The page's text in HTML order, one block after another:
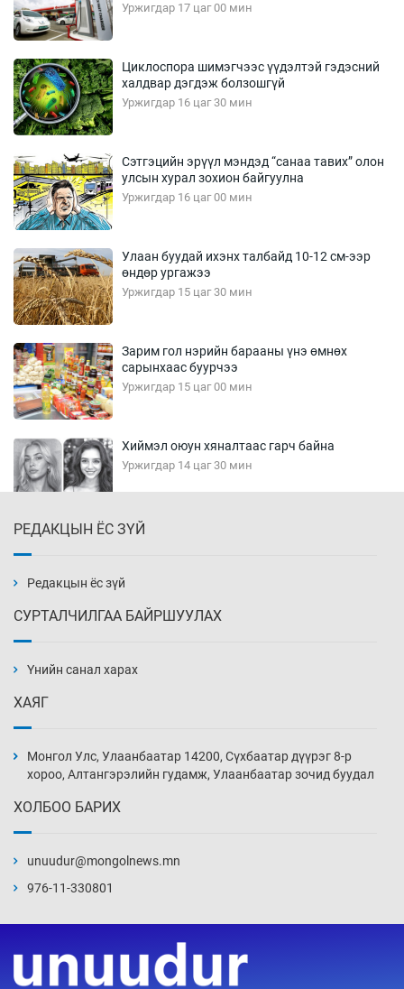
Уржигдар 17 цаг 00 мин
Циклоспора шимэгчээс үүдэлтэй гэдэсний
халдвар дэгдэж болзошгүй
Уржигдар 16 цаг 30 мин
Сэтгэцийн эрүүл мэндэд “санаа тавих” олон
улсын хурал зохион байгуулна
Уржигдар 16 цаг 00 мин
Улаан буудай ихэнх талбайд 10-12 см-ээр
өндөр ургажээ
Уржигдар 15 цаг 30 мин
Зарим гол нэрийн барааны үнэ өмнөх
сарынхаас буурчээ
Уржигдар 15 цаг 00 мин
Хиймэл оюун хяналтаас гарч байна
Уржигдар 14 цаг 30 мин
Уржигдар 14 цаг 00 мин
нэмэгджээ
Уржигдар 13 цаг 30 мин
Уржигдар 13 цаг 00 мин
Уржигдар 12 цаг 30 мин
РЕДАКЦЫН ЁС ЗҮЙ
Редакцын ёс зүй
СУРТАЛЧИЛГАА БАЙРШУУЛАХ
Үнийн санал харах
ХАЯГ
Монгол Улс, Улаанбаатар 14200, Сүхбаатар дүүрэг 8-р
хороо, Алтангэрэлийн гудамж, Улаанбаатар зочид буудал
ХОЛБОО БАРИХ
unuudur@mongolnews.mn
976-11-330801